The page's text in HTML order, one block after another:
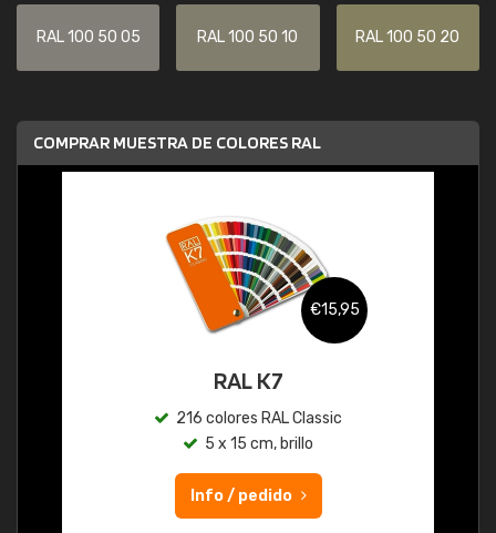
RAL 100 50 05 RAL 100 50 10 RAL 100 50 20
COMPRAR MUESTRA DE COLORES RAL
€15,95
RAL K7
216 colores RAL Classic
5 x 15 cm, brillo
Info / pedido